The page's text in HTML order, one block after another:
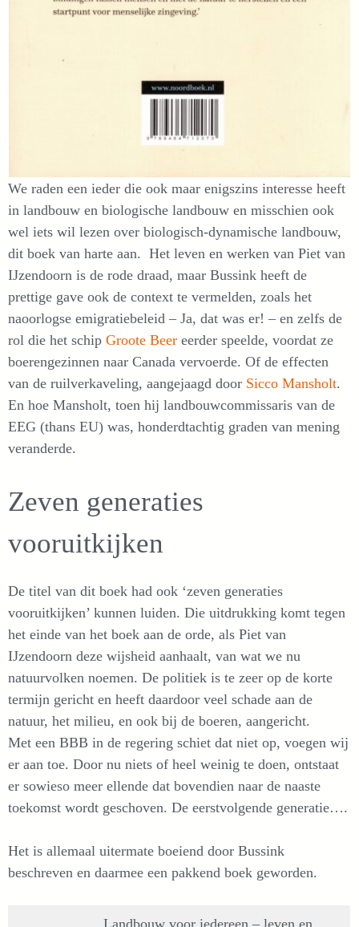
We raden een ieder die ook maar enigszins interesse heeft
in landbouw en biologische landbouw en misschien ook
wel iets wil lezen over biologisch-dynamische landbouw,
dit boek van harte aan. Het leven en werken van Piet van
IJzendoorn is de rode draad, maar Bussink heeft de
prettige gave ook de context te vermelden, zoals het
naoorlogse emigratiebeleid – Ja, dat was er! – en zelfs de
rol die het schip Groote Beer eerder speelde, voordat ze
boerengezinnen naar Canada vervoerde. Of de effecten
van de ruilverkaveling, aangejaagd door Sicco Mansholt.
En hoe Mansholt, toen hij landbouwcommissaris van de
EEG (thans EU) was, honderdtachtig graden van mening
veranderde.
Zeven generaties
vooruitkijken
De titel van dit boek had ook ‘zeven generaties
vooruitkijken’ kunnen luiden. Die uitdrukking komt tegen
het einde van het boek aan de orde, als Piet van
IJzendoorn deze wijsheid aanhaalt, van wat we nu
natuurvolken noemen. De politiek is te zeer op de korte
termijn gericht en heeft daardoor veel schade aan de
natuur, het milieu, en ook bij de boeren, aangericht.
Met een BBB in de regering schiet dat niet op, voegen wij
er aan toe. Door nu niets of heel weinig te doen, ontstaat
er sowieso meer ellende dat bovendien naar de naaste
toekomst wordt geschoven. De eerstvolgende generatie….
Het is allemaal uitermate boeiend door Bussink
beschreven en daarmee een pakkend boek geworden.